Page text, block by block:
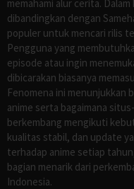
memahami alur cerita.
dibandingkan dengan
populer untuk mencari rilis
Pengguna yang
episode atau ingin
dibicarakan biasanya
Fenomena ini menunjukkan
anime serta bagaimana
berkembang mengikuti
kualitas stabil, dan update
terhadap anime setiap
bagian menarik dari
Indonesia.